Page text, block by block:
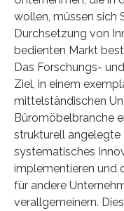
wollen, müssen sich
Durchsetzung von
bedienten Markt
Das Forschungs-
Ziel, in einem
mittelständischen
Büromöbelbranche
strukturell angelegte
systematisches
implementieren und
für andere
verallgemeinern.